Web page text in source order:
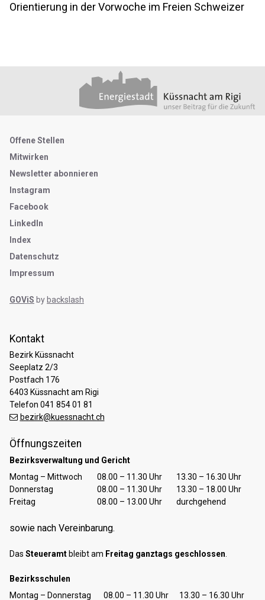
Orientierung in der Vorwoche im Freien Schweizer
Kontakt
Bezirk Küssnacht
Seeplatz 2/3
Postfach 176
6403 Küssnacht am Rigi
Telefon 041 854 01 81
bezirk@kuessnacht.ch
Öffnungszeiten
Bezirksverwaltung und Gericht
TagÖffnungszeiten Vormittag Öffnungszeiten Nachmittag
Montag – Mittwoch 08.00 – 11.30 Uhr
13.30 – 16.30 Uhr
Donnerstag
08.00 – 11.30 Uhr
13.30 – 18.00 Uhr
Freitag
08.00 – 13.00 Uhr durchgehend
sowie nach Vereinbarung.
Das Steueramtbleibt am Freitag ganztags geschlossen
Bezirksschulen
TagÖffnungszeiten Vormittag Öffnungszeiten Nachmittag
Montag – Donnerstag 08.00 – 11.30 Uhr 13.30 – 16.30 Uhr
Metanavigation
Offene Stellen
Mitwirken
Newsletter abonnieren
Instagram
Facebook
LinkedIn
Index
Datenschutz
Impressum
GOViS bybackslash